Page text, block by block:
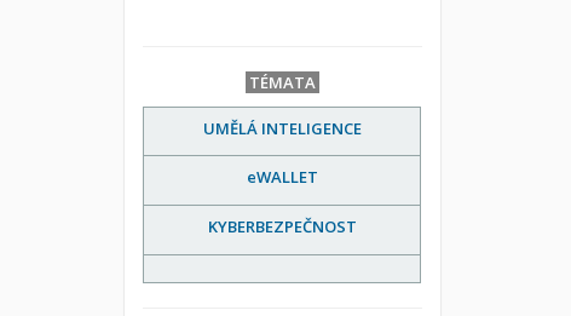
TÉMATA
UMĚLÁ INTELIGENCE
eWALLET
KYBERBEZPEČNOST